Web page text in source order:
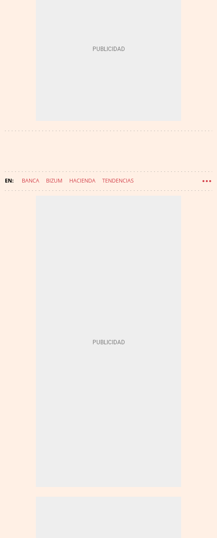
BANCA BIZUM HACIENDA TENDENCIAS